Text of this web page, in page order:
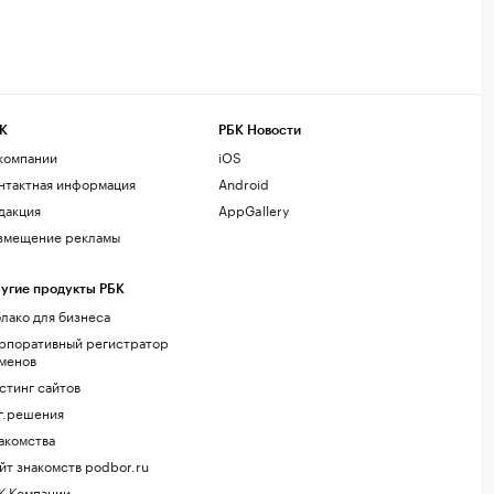
информация
рекламы
продукты РБК
для бизнеса
регистратор
сайтов
знакомств podbor.ru
РБК Новости
iOS
Android
AppGallery